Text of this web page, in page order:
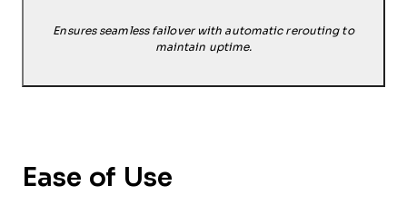
Ensures seamless failover with automatic rerouting to
maintain uptime.
Ease of Use